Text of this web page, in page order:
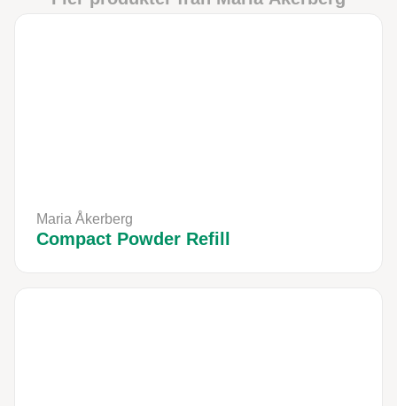
Maria Åkerberg
Compact Powder Refill